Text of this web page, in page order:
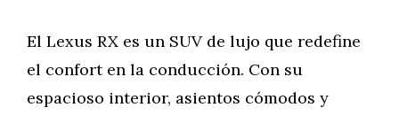
El Lexus RX es un SUV de lujo que redefine
el confort en la conducción. Con su
espacioso interior, asientos cómodos y